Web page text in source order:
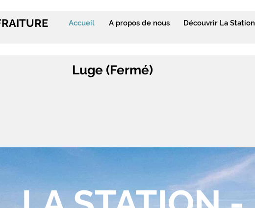
Accueil A propos de nous Découvrir La Station
Luge (Fermé)